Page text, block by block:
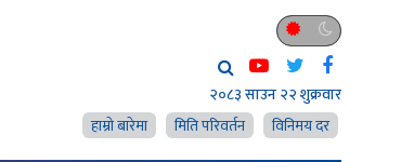
२०८३ साउन २२ शुक्रवार
हाम्राे बारेमा
मिति परिवर्तन विनिमय दर